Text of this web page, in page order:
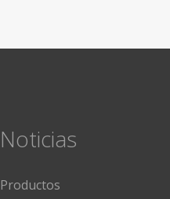
Noticias
Productos